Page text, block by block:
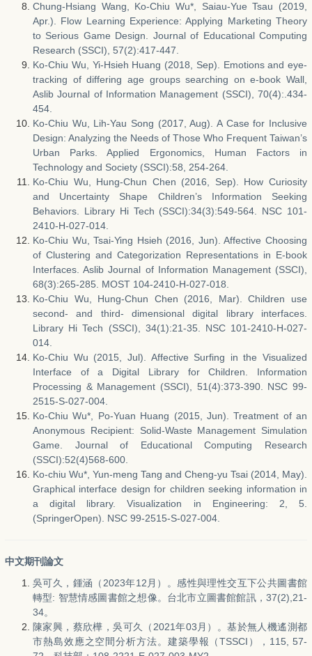
Chung-Hsiang Wang, Ko-Chiu Wu*, Saiau-Yue Tsau (2019,
Apr.). Flow Learning Experience: Applying Marketing Theory
to Serious Game Design. Journal of Educational Computing
Research (SSCI), 57(2):417-447.
Ko-Chiu Wu, Yi-Hsieh Huang (2018, Sep). Emotions and eye-
tracking of differing age groups searching on e-book Wall,
Aslib Journal of Information Management (SSCI), 70(4):.434-
454.
Ko-Chiu Wu, Lih-Yau Song (2017, Aug). A Case for Inclusive
Design: Analyzing the Needs of Those Who Frequent Taiwan’s
Urban Parks. Applied Ergonomics, Human Factors in
Technology and Society (SSCI):58, 254-264.
Ko-Chiu Wu, Hung-Chun Chen (2016, Sep). How Curiosity
and Uncertainty Shape Children’s Information Seeking
Behaviors. Library Hi Tech (SSCI):34(3):549-564. NSC 101-
2410-H-027-014.
Ko-Chiu Wu, Tsai-Ying Hsieh (2016, Jun). Affective Choosing
of Clustering and Categorization Representations in E-book
Interfaces. Aslib Journal of Information Management (SSCI),
68(3):265-285. MOST 104-2410-H-027-018.
Ko-Chiu Wu, Hung-Chun Chen (2016, Mar). Children use
second- and third- dimensional digital library interfaces.
Library Hi Tech (SSCI), 34(1):21-35. NSC 101-2410-H-027-
014.
Ko-Chiu Wu (2015, Jul). Affective Surfing in the Visualized
Interface of a Digital Library for Children. Information
Processing & Management (SSCI), 51(4):373-390. NSC 99-
2515-S-027-004.
Ko-Chiu Wu*, Po-Yuan Huang (2015, Jun). Treatment of an
Anonymous Recipient: Solid-Waste Management Simulation
Game. Journal of Educational Computing Research
(SSCI):52(4)568-600.
Ko-chiu Wu*, Yun-meng Tang and Cheng-yu Tsai (2014, May).
Graphical interface design for children seeking information in
a digital library. Visualization in Engineering: 2, 5.
(SpringerOpen). NSC 99-2515-S-027-004.
中文期刊論文
吳可久，鍾涵（2023年12月）。感性與理性交互下公共圖書館
轉型: 智慧情感圖書館之想像。台北市立圖書館館訊，37(2),21-
34。
陳家興，蔡欣樺，吳可久（2021年03月）。基於無人機遙測都
市熱島效應之空間分析方法。建築學報（TSSCI），115, 57-